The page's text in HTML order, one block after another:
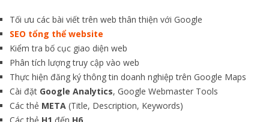
Tối ưu các bài viết trên web thân thiện với Google
SEO tổng thể website
Kiểm tra bố cục giao diện web
Phân tích lượng truy cập vào web
Thực hiện đăng ký thông tin doanh nghiệp trên Google Maps
Cài đặt Google Analytics, Google Webmaster Tools
Các thẻ META (Title, Description, Keywords)